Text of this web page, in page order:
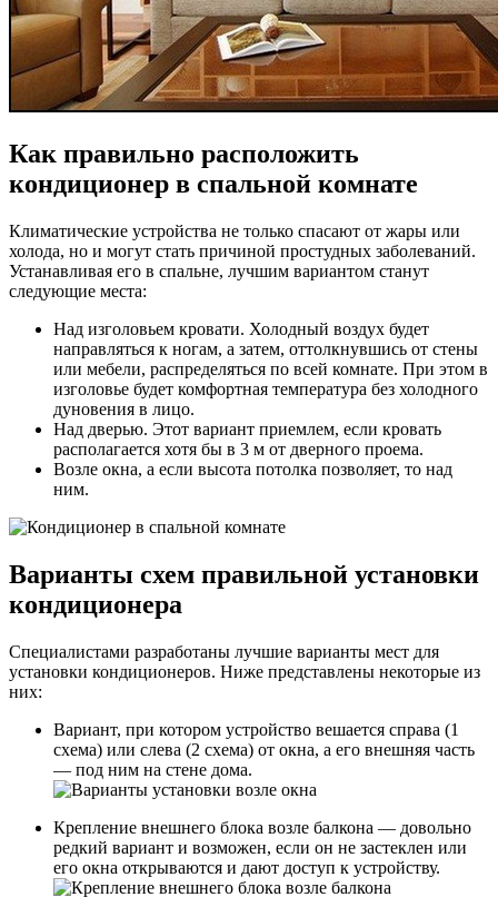
Как правильно расположить
кондиционер в спальной комнате
Климатические устройства не только спасают от жары или
холода, но и могут стать причиной простудных заболеваний.
Устанавливая его в спальне, лучшим вариантом станут
следующие места:
Над изголовьем кровати. Холодный воздух будет
направляться к ногам, а затем, оттолкнувшись от стены
или мебели, распределяться по всей комнате. При этом в
изголовье будет комфортная температура без холодного
дуновения в лицо.
Над дверью. Этот вариант приемлем, если кровать
располагается хотя бы в 3 м от дверного проема.
Возле окна, а если высота потолка позволяет, то над
ним.
Варианты схем правильной установки
кондиционера
Специалистами разработаны лучшие варианты мест для
установки кондиционеров. Ниже представлены некоторые из
них:
Вариант, при котором устройство вешается справа (1
схема) или слева (2 схема) от окна, а его внешняя часть
— под ним на стене дома.
Крепление внешнего блока возле балкона — довольно
редкий вариант и возможен, если он не застеклен или
его окна открываются и дают доступ к устройству.